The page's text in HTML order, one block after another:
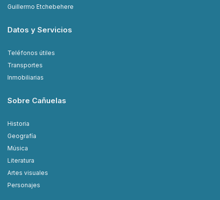
Guillermo Etchebehere
Datos y Servicios
Teléfonos útiles
Transportes
Inmobiliarias
Sobre Cañuelas
Historia
Geografía
Música
Literatura
Artes visuales
Personajes